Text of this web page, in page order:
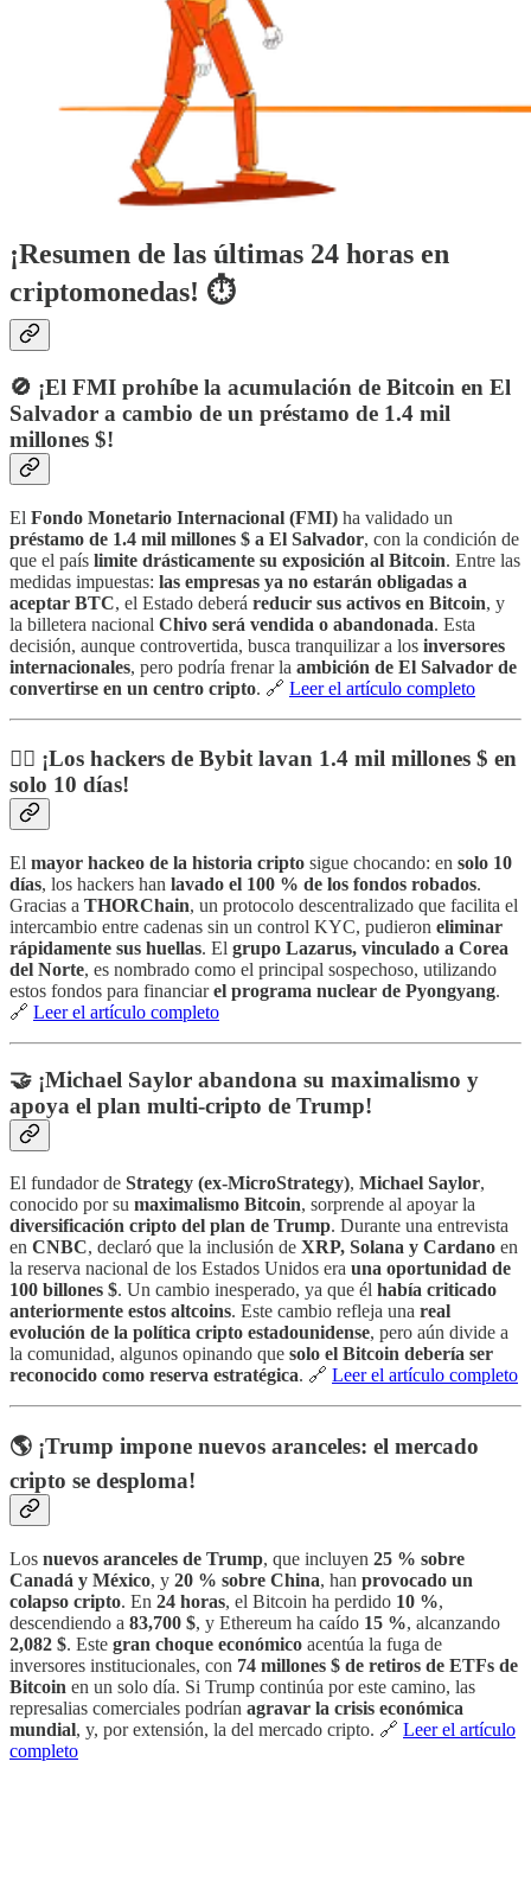
¡Resumen de las últimas 24 horas en
criptomonedas! ⏱
🚫 ¡El FMI prohíbe la acumulación de Bitcoin en El
Salvador a cambio de un préstamo de 1.4 mil
millones $!
El Fondo Monetario Internacional (FMI) ha validado un
préstamo de 1.4 mil millones $ a El Salvador, con la condición de
que el país limite drásticamente su exposición al Bitcoin. Entre las
medidas impuestas: las empresas ya no estarán obligadas a
aceptar BTC, el Estado deberá reducir sus activos en Bitcoin, y
la billetera nacional Chivo será vendida o abandonada. Esta
decisión, aunque controvertida, busca tranquilizar a los inversores
internacionales, pero podría frenar la ambición de El Salvador de
convertirse en un centro cripto. 🔗 Leer el artículo completo
🕵️‍♂️ ¡Los hackers de Bybit lavan 1.4 mil millones $ en
solo 10 días!
El mayor hackeo de la historia cripto sigue chocando: en solo 10
días, los hackers han lavado el 100 % de los fondos robados.
Gracias a THORChain, un protocolo descentralizado que facilita el
intercambio entre cadenas sin un control KYC, pudieron eliminar
rápidamente sus huellas. El grupo Lazarus, vinculado a Corea
del Norte, es nombrado como el principal sospechoso, utilizando
estos fondos para financiarel programa nuclear de Pyongyang.
🔗 Leer el artículo completo
🤝 ¡Michael Saylor abandona su maximalismo y
apoya el plan multi-cripto de Trump!
El fundador de Strategy (ex-MicroStrategy), Michael Saylor,
conocido por su maximalismo Bitcoin, sorprende al apoyar la
diversificación cripto del plan de Trump. Durante una entrevista
en CNBC, declaró que la inclusión de XRP, Solana y Cardano en
la reserva nacional de los Estados Unidos era una oportunidad de
100 billones $. Un cambio inesperado, ya que él había criticado
anteriormente estos altcoins. Este cambio refleja una real
evolución de la política cripto estadounidense, pero aún divide a
la comunidad, algunos opinando que solo el Bitcoin debería ser
reconocido como reserva estratégica. 🔗 Leer el artículo completo
🌎 ¡Trump impone nuevos aranceles: el mercado
cripto se desploma!
Los nuevos aranceles de Trump, que incluyen 25 % sobre
Canadá y México, y 20 % sobre China, han provocado un
colapso cripto. En 24 horas, el Bitcoin ha perdido 10 %,
descendiendo a 83,700 $, y Ethereum ha caído 15 %, alcanzando
2,082 $. Este gran choque económico acentúa la fuga de
inversores institucionales, con 74 millones $ de retiros de ETFs de
Bitcoin en un solo día. Si Trump continúa por este camino, las
represalias comerciales podrían agravar la crisis económica
mundial, y, por extensión, la del mercado cripto. 🔗 Leer el artículo
completo